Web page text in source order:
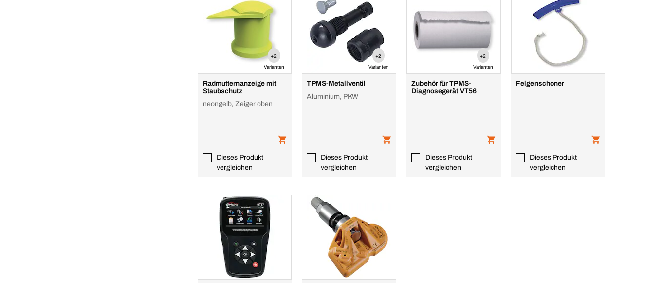
+2
Varianten
Radmutternanzeige mit
Staubschutz
neongelb, Zeiger oben
Dieses Produkt
vergleichen
+2
Varianten
TPMS-Metallventil
Aluminium, PKW
Dieses Produkt
vergleichen
+2
Varianten
Zubehör für TPMS-
Diagnosegerät VT56
Dieses Produkt
vergleichen
Felgenschoner
Dieses Produkt
vergleichen